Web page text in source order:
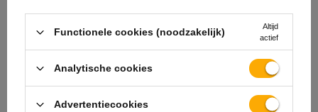
De officiële webshop van
de fabrikant
GARANTIE OP KWALITEIT EN AUTHENTICITEIT
koopt, kiest u ervoor om
Functionele cookies (noodzakelijk)
Altijd
actief
Analytische cookies
Advertentiecookies